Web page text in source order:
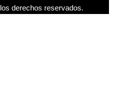
derechos reservados.